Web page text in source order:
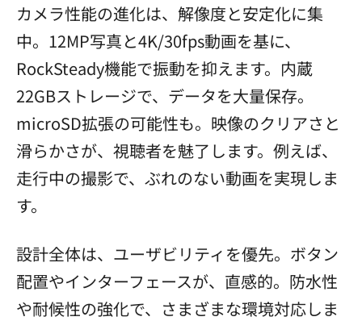
カメラ性能の進化は、解像度と安定化に集
中。12MP写真と4K/30fps動画を基に、
RockSteady機能で振動を抑えます。内蔵
22GBストレージで、データを大量保存。
microSD拡張の可能性も。映像のクリアさと
滑らかさが、視聴者を魅了します。例えば、
走行中の撮影で、ぶれのない動画を実現しま
す。
設計全体は、ユーザビリティを優先。ボタン
配置やインターフェースが、直感的。防水性
や耐候性の強化で、さまざまな環境対応しま